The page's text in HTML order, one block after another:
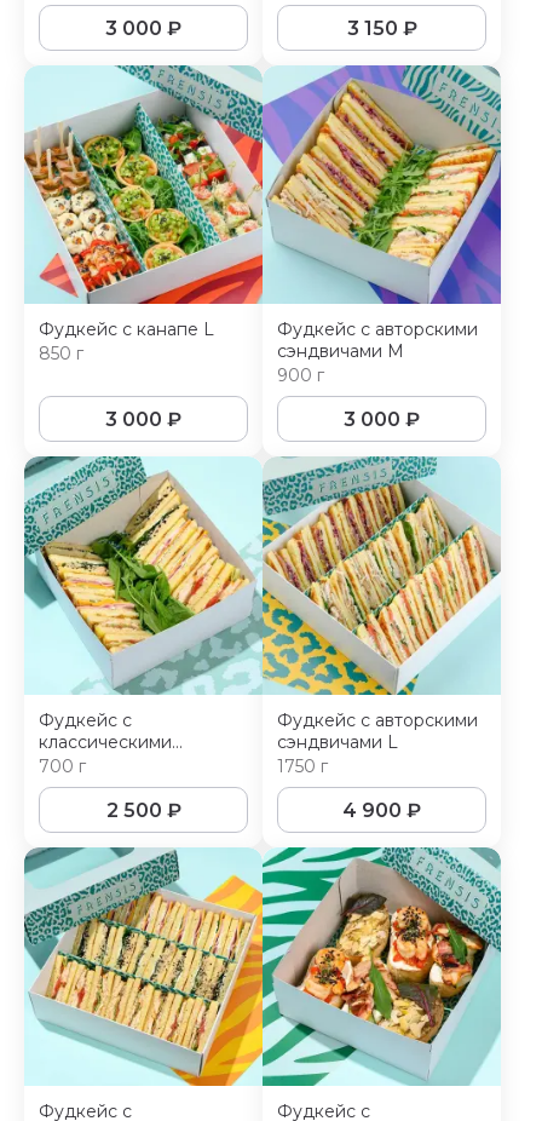
3 000 ₽ 3 150 ₽
Фудкейс с канапе L
850 г
3 000 ₽
Фудкейс с авторскими
сэндвичами M
900 г
3 000 ₽
Фудкейс с
классическими
сэндвичами M
700 г
2 500 ₽
Фудкейс с авторскими
сэндвичами L
1750 г
4 900 ₽
Фудкейс с
Фудкейс с